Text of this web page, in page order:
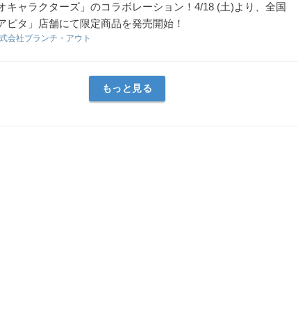
キャラクターズ」のコラボレーション！4/18 (土)より、全国
ピタ」店舗にて限定商品を発売開始！
会社ブランチ・アウト
もっと見る